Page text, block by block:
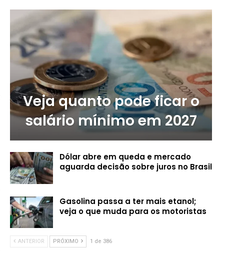
Veja quanto pode ficar o
salário mínimo em 2027
Dólar abre em queda e mercado
aguarda decisão sobre juros no Brasil
Gasolina passa a ter mais etanol;
veja o que muda para os motoristas
ANTERIOR PRÓXIMO 1 de 386